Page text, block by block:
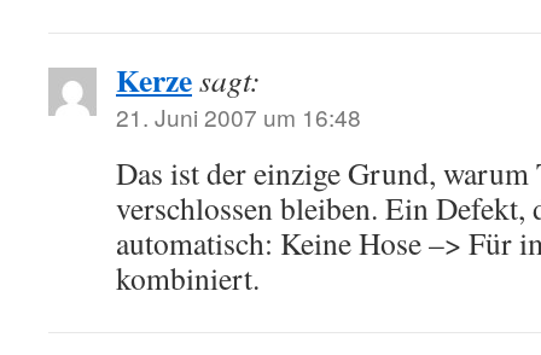
Kerzesagt:
21. Juni 2007 um 16:48
Das ist der einzige Grund,
verschlossen bleiben. Ein Defekt,
automatisch: Keine Hose –> Für
kombiniert.